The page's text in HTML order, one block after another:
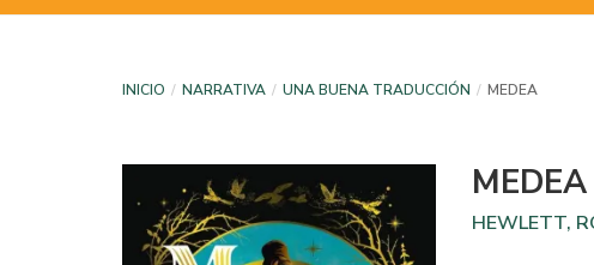
INICIO NARRATIVA UNA BUENA TRADUCCIÓN MEDEA
MEDEA
HEWLETT,